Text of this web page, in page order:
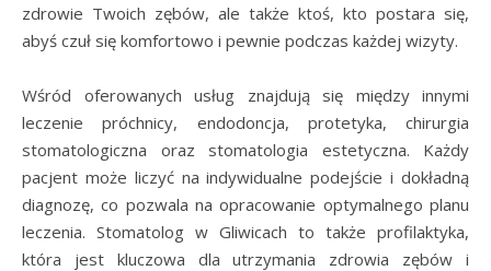
zdrowie Twoich zębów, ale także ktoś, kto postara się,
abyś czuł się komfortowo i pewnie podczas każdej wizyty.
Wśród oferowanych usług znajdują się między innymi
leczenie próchnicy, endodoncja, protetyka, chirurgia
stomatologiczna oraz stomatologia estetyczna. Każdy
pacjent może liczyć na indywidualne podejście i dokładną
diagnozę, co pozwala na opracowanie optymalnego planu
leczenia. Stomatolog w Gliwicach to także profilaktyka,
która jest kluczowa dla utrzymania zdrowia zębów i